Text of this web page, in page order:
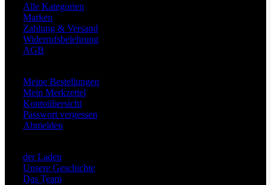
Alle Kategorien
Marken
Zahlung & Versand
Widerrufsbelehrung
AGB
Meine Bestellungen
Mein Merkzettel
Kontoübersicht
Passwort vergessen
Abmelden
der Laden
Unsere Geschichte
Das Team